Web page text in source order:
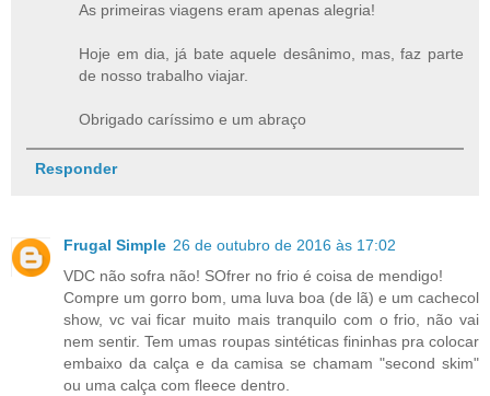
As primeiras viagens eram apenas alegria!
Hoje em dia, já bate aquele desânimo, mas, faz parte
de nosso trabalho viajar.
Obrigado caríssimo e um abraço
Responder
Frugal Simple 26 de outubro de 2016 às 17:02
VDC não sofra não! SOfrer no frio é coisa de mendigo!
Compre um gorro bom, uma luva boa (de lã) e um cachecol
show, vc vai ficar muito mais tranquilo com o frio, não vai
nem sentir. Tem umas roupas sintéticas fininhas pra colocar
embaixo da calça e da camisa se chamam "second skim"
ou uma calça com fleece dentro.